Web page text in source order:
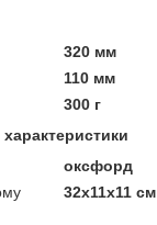
320 мм
110 мм
300 г
оксфорд
32х11х11 см